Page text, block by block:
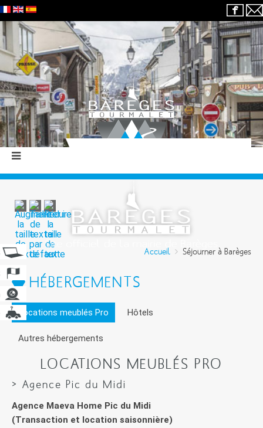
Accueil Séjourner à Barèges
HÉBERGEMENTS
Locations meublés Pro Hôtels
Autres hébergements
LOCATIONS MEUBLÉS PRO
> Agence Pic du Midi
Agence Maeva Home Pic du Midi
(Transaction et location saisonnière)